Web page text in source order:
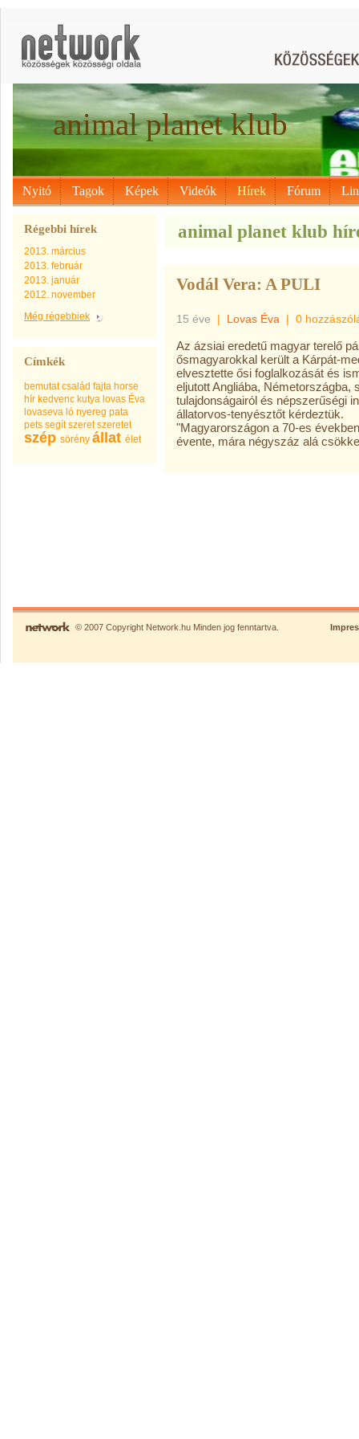
animal planet klub
Nyitó Tagok Képek Videók Hírek Fórum
Régebbi hírek
2013. március
2013. február
2013. január
2012. november
Még régebbiek
Címkék
bemutat család fajta horse
hír kedvenc kutya lovas Éva
lovaseva ló nyereg pata
pets segít szeret szeretet
szép sörény állat élet
animal planet klub
Vodál Vera: A PULI
15 éve | Lovas Éva | 0
Az ázsiai eredetű magyar terelő
ősmagyarokkal került a Kárpát-
elvesztette ősi foglalkozását és
eljutott Angliába, Németországba,
tulajdonságairól és népszerűségi
állatorvos-tenyésztőt kérdeztük.
"Magyarországon a 70-es
évente, mára négyszáz alá
© 2007 Copyright Network.hu Minden jog fenntartva.